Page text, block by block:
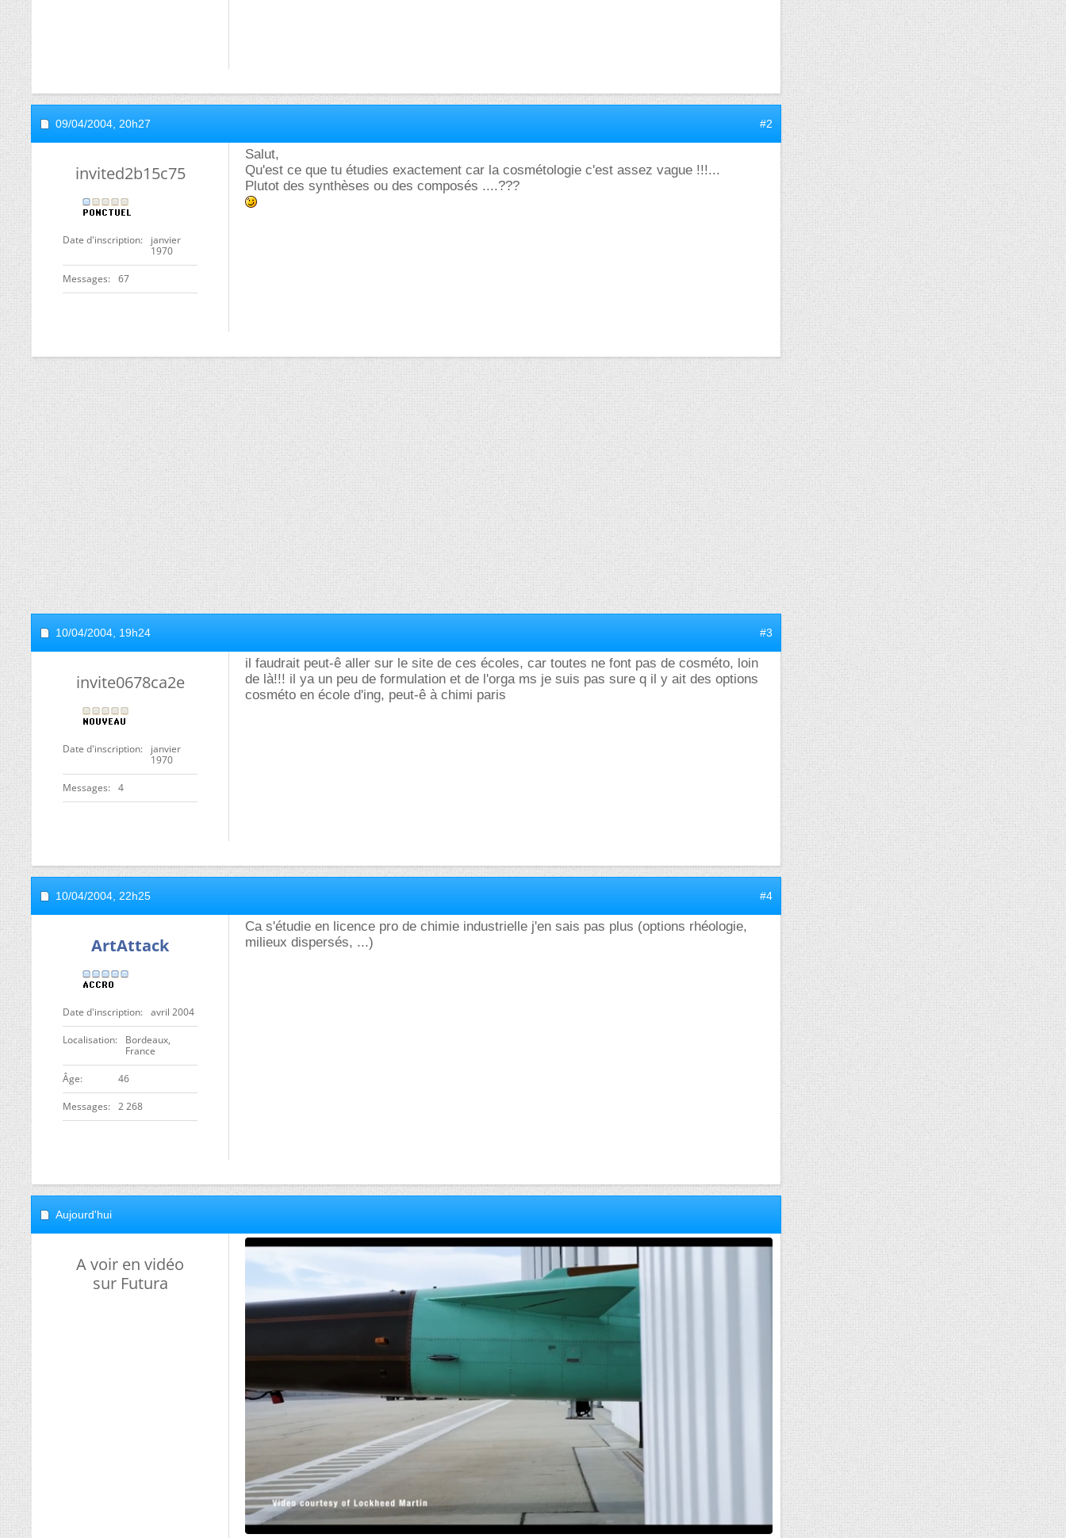
09/04/2004, 20h27 #2
invited2b15c75
Date d'inscription
janvier
1970
Messages 67
Salut,
Qu'est ce que tu étudies exactement car la cosmétologie c'est assez vague !!!...
Plutot des synthèses ou des composés ....???
10/04/2004, 19h24 #3
invite0678ca2e
Date d'inscription
janvier
1970
Messages 4
il faudrait peut-ê aller sur le site de ces écoles, car toutes ne font pas de cosméto, loin
de là!!! il ya un peu de formulation et de l'orga ms je suis pas sure q il y ait des options
cosméto en école d'ing, peut-ê à chimi paris
10/04/2004, 22h25 #4
ArtAttack
Date d'inscription avril 2004
Localisation
Bordeaux,
France
ge 46
Messages 2 268
Ca s'étudie en licence pro de chimie industrielle j'en sais pas plus (options rhéologie,
milieux dispersés, ...)
Aujourd'hui
A voir en vidéo
sur Futura